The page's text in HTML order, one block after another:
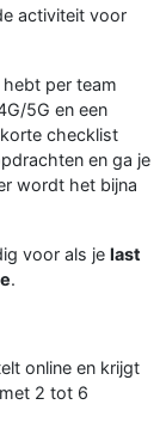
activiteit voor
per team
5G en een
checklist
en ga je
wordt het bijna
voor als je last
.
online en krijgt
2 tot 6